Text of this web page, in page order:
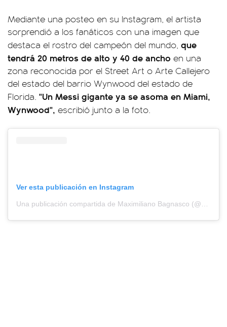
Mediante una posteo en su Instagram, el artista
sorprendió a los fanáticos con una imagen que
destaca el rostro del campeón del mundo, que
tendrá 20 metros de alto y 40 de ancho en una
zona reconocida por el Street Art o Arte Callejero
del estado del barrio Wynwood del estado de
Florida. "Un Messi gigante ya se asoma en Miami,
Wynwood", escribió junto a la foto.
Ver esta publicación en Instagram